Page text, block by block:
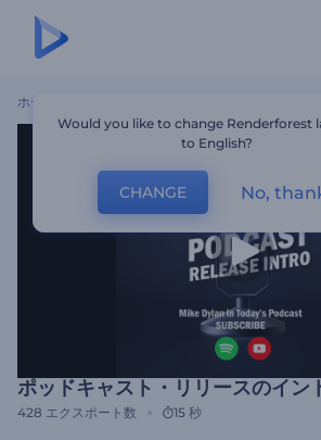
ホーム
ポッドキャスト・リリースのイン
428 エクスポート数 15 秒
Would you like to change Renderforest
to English?
CHANGE No,